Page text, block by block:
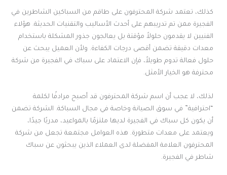
كذلك، تعتمد شركة المحترفون على طاقم من السباكين الشاطرين في
الفجيرة ممن تم تدريبهم على أحدث الأساليب والتقنيات الحديثة. هؤلاء
الفنيين لا يقدمون حلولاً مؤقتة بل يعالجون جذور المشكلة باستخدام
معدات دقيقة تضمن أقصى درجات الكفاءة. ولأن العميل يبحث عن
حلول فعالة تدوم طويلاً، فإن الاعتماد على سباك في الفجيرة من شركة
محترفة هو الخيار الأمثل.
لذلك، لا عجب أن اسم شركة المحترفون قد أصبح مرادفًا لكلمة
“احترافية” في سوق الصيانة وخاصة في مجال السباكة. الشركة تضمن
أن يكون كل سباك في الفجيرة لديها ملتزمًا بالمواعيد، مدربًا جيدًا،
ويعتمد على معدات متطورة. هذه العوامل مجتمعة تجعل من شركة
المحترفون العلامة المفضلة لدى العملاء الذين يبحثون عن سباك
شاطر في الفجيرة.